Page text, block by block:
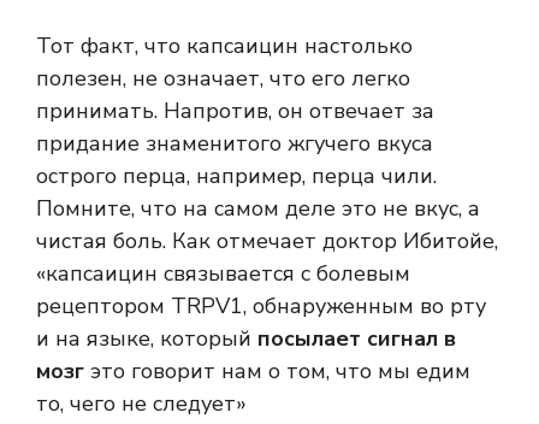
Тот факт, что капсаицин настолько
полезен, не означает, что его легко
принимать. Напротив, он отвечает за
придание знаменитого жгучего вкуса
острого перца, например, перца чили.
Помните, что на самом деле это не вкус, а
чистая боль. Как отмечает доктор Ибитойе,
«капсаицин связывается с болевым
рецептором TRPV1, обнаруженным во рту
и на языке, который посылает сигнал в
мозг это говорит нам о том, что мы едим
то, чего не следует»